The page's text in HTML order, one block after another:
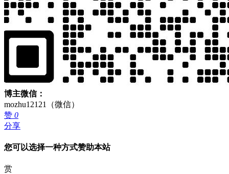
博主微信：
mozhu12121（微信）
赞 0
分享
您可以选择一种方式赞助本站
赏